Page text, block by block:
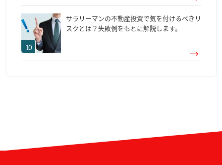
サラリーマンの不動産投資で気を付けるべきリ
スクとは？失敗例をもとに解説します。